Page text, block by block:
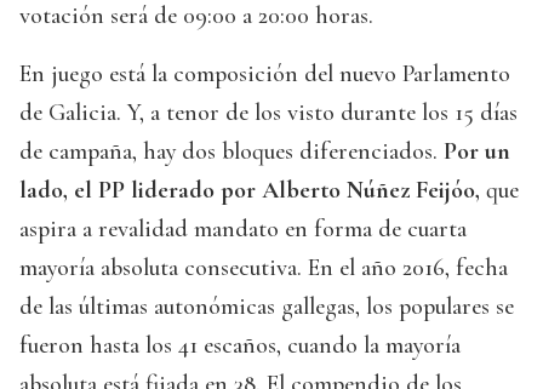
votación será de 09:00 a 20:00 horas.
En juego está la composición del nuevo Parlamento
de Galicia. Y, a tenor de los visto durante los 15 días
de campaña, hay dos bloques diferenciados. Por un
lado, el PP liderado por Alberto Núñez Feijóo, que
aspira a revalidad mandato en forma de cuarta
mayoría absoluta consecutiva. En el año 2016, fecha
de las últimas autonómicas gallegas, los populares se
fueron hasta los 41 escaños, cuando la mayoría